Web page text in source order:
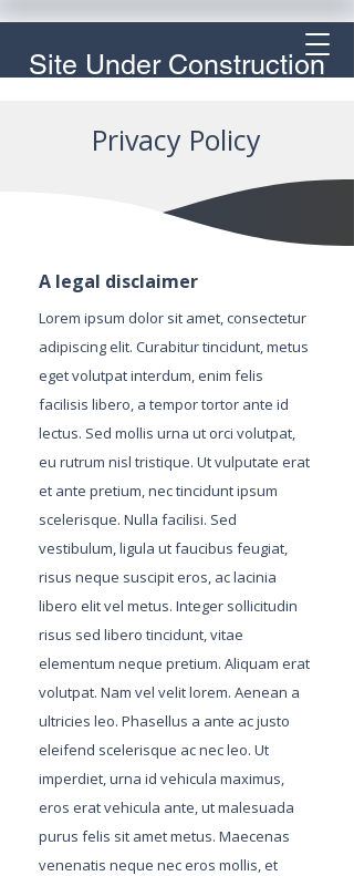
Site Under Construction
Privacy Policy
A legal disclaimer
Lorem ipsum dolor sit amet, consectetur
adipiscing elit. Curabitur tincidunt, metus
eget volutpat interdum, enim felis
facilisis libero, a tempor tortor ante id
lectus. Sed mollis urna ut orci volutpat,
eu rutrum nisl tristique. Ut vulputate erat
et ante pretium, nec tincidunt ipsum
scelerisque. Nulla facilisi. Sed
vestibulum, ligula ut faucibus feugiat,
risus neque suscipit eros, ac lacinia
libero elit vel metus. Integer sollicitudin
risus sed libero tincidunt, vitae
elementum neque pretium. Aliquam erat
volutpat. Nam vel velit lorem. Aenean a
ultricies leo. Phasellus a ante ac justo
eleifend scelerisque ac nec leo. Ut
imperdiet, urna id vehicula maximus,
eros erat vehicula ante, ut malesuada
purus felis sit amet metus. Maecenas
venenatis neque nec eros mollis, et